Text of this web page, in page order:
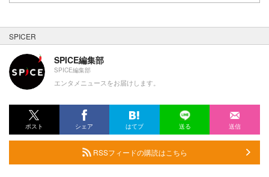
SPICER
SPICE編集部
SPICE編集部
エンタメニュースをお届けします。
ポスト シェア はてブ 送る 送信
RSSフィードの購読はこちら